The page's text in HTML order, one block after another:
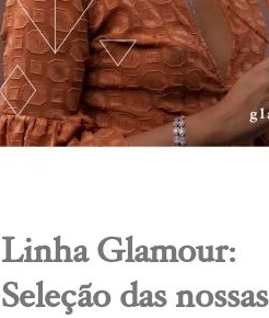
Linha Glamour:
Seleção das nossas